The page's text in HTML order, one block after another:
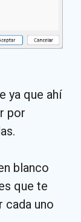
ya que ahí
por
blanco
que te
cada uno